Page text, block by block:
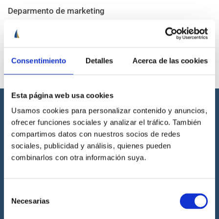
Consentimiento Detalles Acerca de las cookies
Esta página web usa cookies
Usamos cookies para personalizar contenido y anuncios,
ofrecer funciones sociales y analizar el tráfico. También
compartimos datos con nuestros socios de redes
sociales, publicidad y análisis, quienes pueden
combinarlos con otra información suya.
Necesarias
Deparmento de marketing
Cenáutica es la escuela náutica lider en España. Está homologada